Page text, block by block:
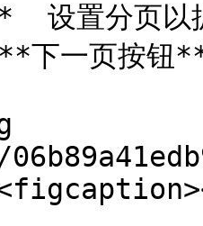
置分页以抓
下一页按钮